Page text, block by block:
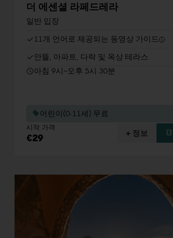
더 에센셜 라페드레라
일반 입장
11개 언어로 제공되는 동영상 가이드
안뜰, 아파트, 다락 및 옥상 테라스
아침 9시~오후 5시 30분
어린이(0-11세) 무료
시작 가격
€29 + 정보